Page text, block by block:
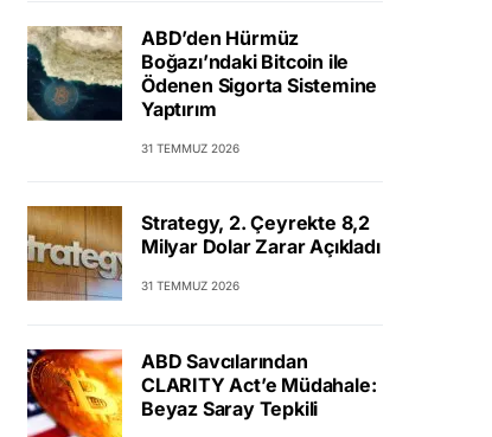
ABD’den Hürmüz
Boğazı’ndaki Bitcoin ile
Ödenen Sigorta Sistemine
Yaptırım
31 TEMMUZ 2026
Strategy, 2. Çeyrekte 8,2
Milyar Dolar Zarar Açıkladı
31 TEMMUZ 2026
ABD Savcılarından
CLARITY Act’e Müdahale:
Beyaz Saray Tepkili